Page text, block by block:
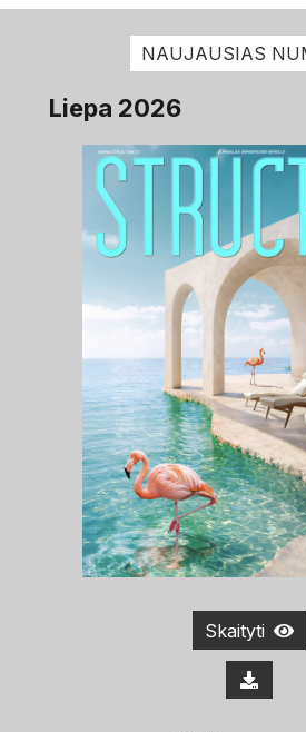
NAUJAUSIAS
Liepa 2026
Skaityti